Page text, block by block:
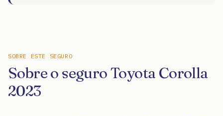
SOBRE ESTE SEGURO
Sobre o seguro Toyota Corolla
2023